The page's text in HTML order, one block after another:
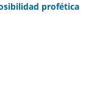
profética